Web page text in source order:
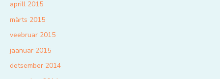
aprill 2015
märts 2015
veebruar 2015
jaanuar 2015
detsember 2014